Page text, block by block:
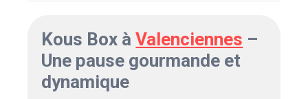
Kous Box àValenciennes –
Une pause gourmande et
dynamique